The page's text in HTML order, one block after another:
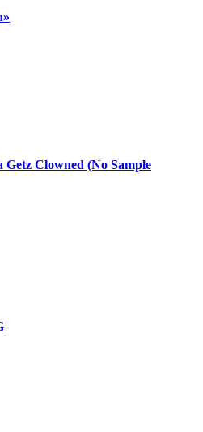
Clowned (No Sample